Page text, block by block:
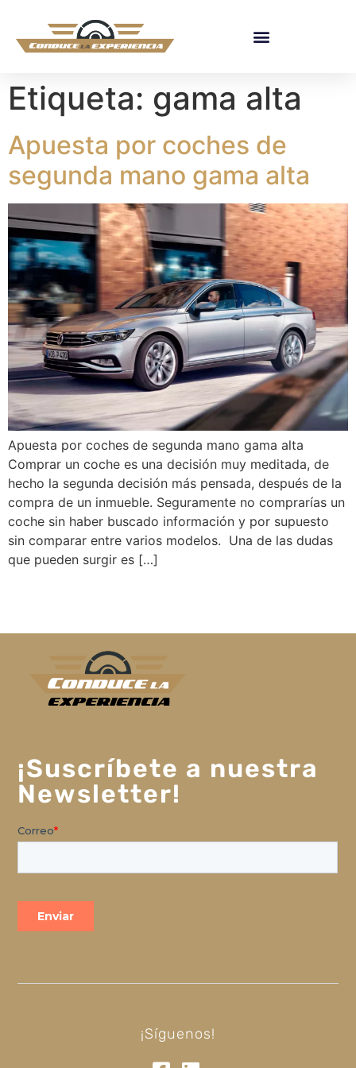
Etiqueta: gama alta
Apuesta por coches de
segunda mano gama alta
Apuesta por coches de segunda mano gama alta
Comprar un coche es una decisión muy meditada, de
hecho la segunda decisión más pensada, después de la
compra de un inmueble. Seguramente no comprarías un
coche sin haber buscado información y por supuesto
sin comparar entre varios modelos. Una de las dudas
que pueden surgir es […]
¡Suscríbete a nuestra
Newsletter!
¡Síguenos!